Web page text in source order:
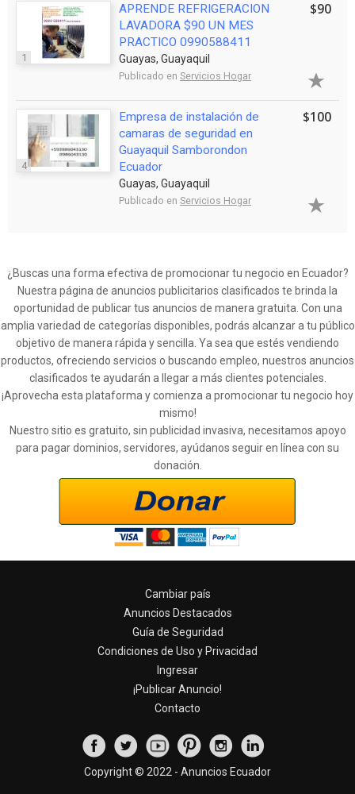
1
APRENDE REFRIGERACION
LAVADORA $90 UN MES
PRACTICO 0990588411
Guayas, Guayaquil
Publicado en Servicios Hogar
$90
4
Empresa de instalación de
camaras de seguridad en
Guayaquil Samborondon
Ecuador
Guayas, Guayaquil
Publicado en Servicios Hogar
$100
¿Buscas una forma efectiva de promocionar tu negocio en Ecuador?
Nuestra página de anuncios publicitarios clasificados te brinda la
oportunidad de publicar tus anuncios de manera gratuita. Con una
amplia variedad de categorías disponibles, podrás alcanzar a tu público
objetivo de manera rápida y sencilla. Ya sea que estés vendiendo
productos, ofreciendo servicios o buscando empleo, nuestros anuncios
clasificados te ayudarán a llegar a más clientes potenciales.
¡Aprovecha esta plataforma y comienza a promocionar tu negocio hoy
mismo!
Nuestro sitio es gratuito, sin publicidad invasiva, necesitamos apoyo
para pagar dominios, servidores, ayúdanos seguir en línea con su
donación.
Cambiar país
Anuncios Destacados
Guía de Seguridad
Condiciones de Uso y Privacidad
Ingresar
¡Publicar Anuncio!
Contacto
Copyright © 2022 - Anuncios Ecuador